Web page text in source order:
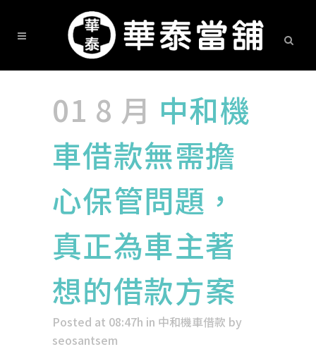
01 8 月 中和機
車借款無需擔
心保管問題，
真正為車主著
想的借款方案
Posted at 08:47h in 中和機車借款 by
seosantsem